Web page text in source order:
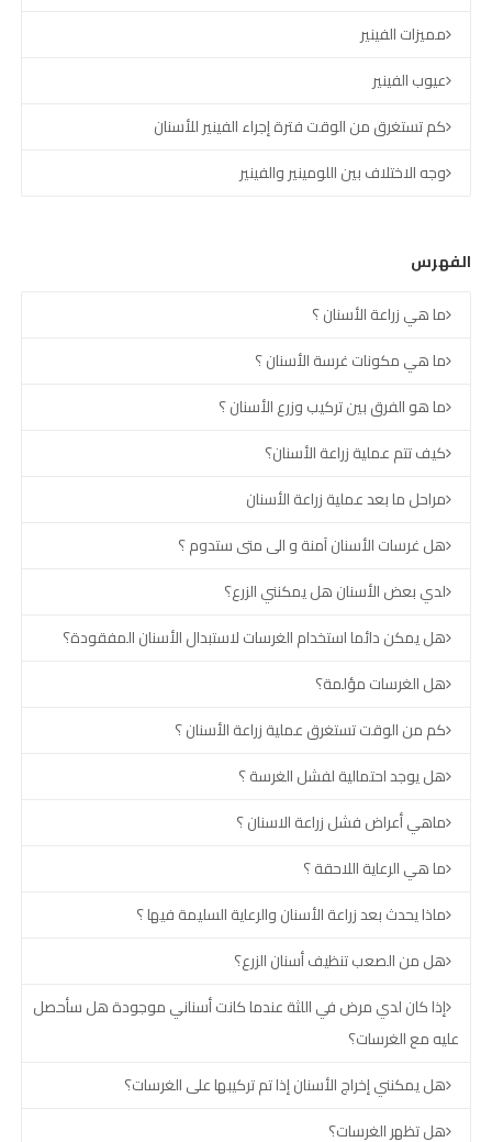
مميزات الفينير
عيوب الفينير
كم تستغرق من الوقت فترة إجراء الفينير للأسنان
وجه الاختلاف بين اللومينير والفينير
الفهرس
ما هي زراعة الأسنان ؟
ما هي مكونات غرسة الأسنان ؟
ما هو الفرق بين تركيب وزرع الأسنان ؟
كيف تتم عملية زراعة الأسنان؟
مراحل ما بعد عملية زراعة الأسنان
هل غرسات الأسنان آمنة و الى متى ستدوم ؟
لدي بعض الأسنان هل يمكنني الزرع؟
هل يمكن دائما استخدام الغرسات لاستبدال الأسنان المفقودة؟
هل الغرسات مؤلمة؟
كم من الوقت تستغرق عملية زراعة الأسنان ؟
هل يوجد احتمالية لفشل الغرسة ؟
ماهي أعراض فشل زراعة الاسنان ؟
ما هي الرعاية اللاحقة ؟
ماذا يحدث بعد زراعة الأسنان والرعاية السليمة فيها ؟
هل من الصعب تنظيف أسنان الزرع؟
إذا كان لدي مرض في اللثة عندما كانت أسناني موجودة هل سأحصل
عليه مع الغرسات؟
هل يمكنني إخراج الأسنان إذا تم تركيبها على الغرسات؟
هل تظهر الغرسات؟